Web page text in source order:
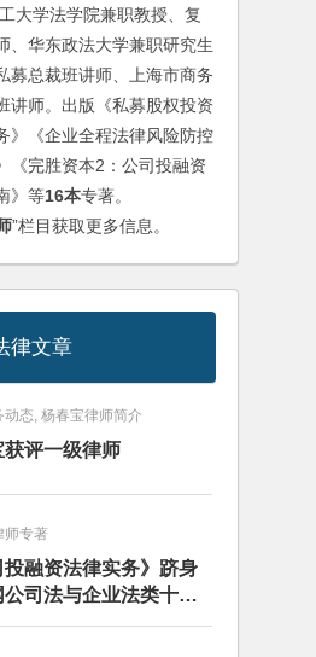
学法学院兼职教授、复
、华东政法大学兼职研究生
募总裁班讲师、上海市商务
讲师。出版《私募股权投资
》《企业全程法律风险防控
《完胜资本2：公司投融资
》等16本专著。
”栏目获取更多信息。
律文章
动态, 杨春宝律师简介
获评一级律师
师专著
投融资法律实务》跻身
公司法与企业法类十大
书榜